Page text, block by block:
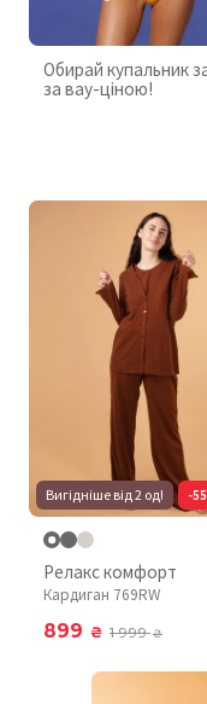
Обирай купальник
за вау-ціною!
Вигідніше від 2 од! -
Релакс комфорт
Кардиган 769RW
899 ₴ 1 999₴